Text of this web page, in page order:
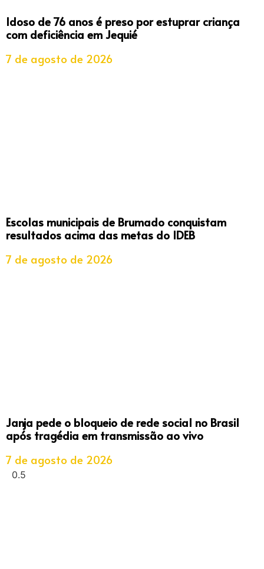
Idoso de 76 anos é preso por estuprar criança
com deficiência em Jequié
7 de agosto de 2026
Escolas municipais de Brumado conquistam
resultados acima das metas do IDEB
7 de agosto de 2026
Janja pede o bloqueio de rede social no Brasil
após tragédia em transmissão ao vivo
7 de agosto de 2026